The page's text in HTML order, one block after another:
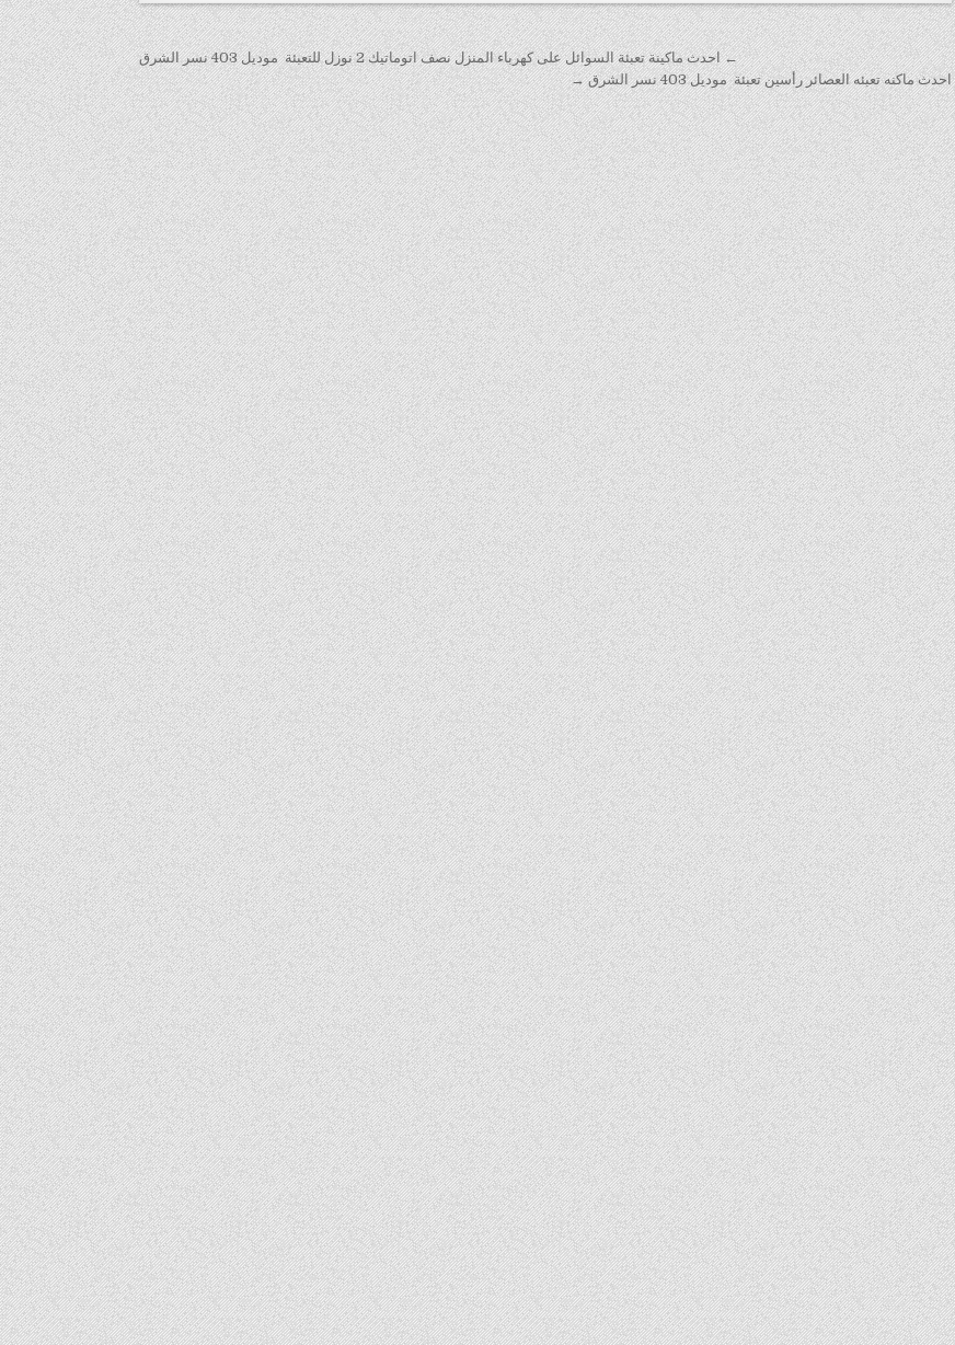
تصفّح المقالات
← احدث ماكينة تعبئة السوائل على كهرباء المنزل نصف اتوماتيك 2 نوزل للتعبئة ‏ موديل 403 نسر الشرق
احدث ماكنه تعبئه العصائر رأسين تعبئة ‏ موديل 403 نسر الشرق →